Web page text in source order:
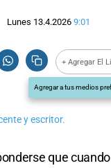
Lunes 13.4.2026 9:01
+ Agregar El
Agregar a tus medios
y escritor.
que